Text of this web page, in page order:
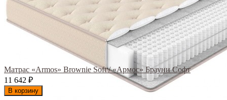
Матрас «Armos» Brownie Soft / «Армос» Брауни Софт
11 642 ₽
В корзину